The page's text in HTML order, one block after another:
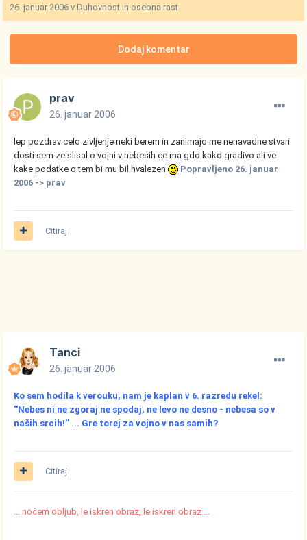
26. januar 2006 vDuhovnost in osebna rast
Dodaj komentar
prav
26. januar 2006
lep pozdrav celo zivljenje neki berem in zanimajo me nenavadne stvari
dosti sem ze slisal o vojni v nebesih ce ma gdo kako gradivo ali ve
kake podatke o tem bi mu bil hvalezen
Popravljeno 26. januar
2006 -> prav
Citiraj
Tanci
26. januar 2006
Ko sem hodila k verouku, nam je kaplan v 6. razredu rekel:
''Nebes ni ne zgoraj ne spodaj, ne levo ne desno - nebesa so v
naših srcih!'' ... Gre torej za vojno v nas samih?
Citiraj
... nočem obljub, le iskren obraz, le iskren obraz ...